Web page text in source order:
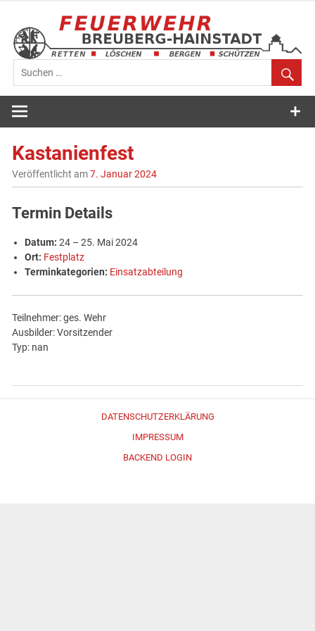
springen
Feuerwehr
Breuberg-
Kastanienfest
Veröffentlicht am7. Januar 2024
Termin Details
Datum: 24 –25. Mai 2024
Ort: Festplatz
Terminkategorien: Einsatzabteilung
Teilnehmer: ges. Wehr
Ausbilder: Vorsitzender
Typ: nan
DATENSCHUTZERKLÄRUNG
IMPRESSUM
BACKEND LOGIN